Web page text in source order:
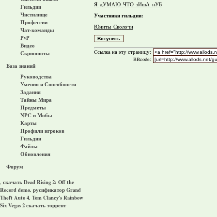
Гильдии
Чистилище
Профессии
Чат-команды
PvP
Видео
Скриншоты
База знаний
Руководства
Умения и Способности
Задания
Тайны Мира
Предметы
NPC и Мобы
Карты
Профили игроков
Гильдии
Файлы
Обновления
Форум
, скачать Dead Rising 2: Off the
Record demo, русификатор Grand
Theft Auto 4, Tom Clancy's Rainbow
Six Vegas 2 скачать торрент
Я_дУМАЮ_ЧТО_зИшА_нУБ
Участники гильдии:
Юниты_Сволочи
Cсылка на эту страницу:
BBcode: